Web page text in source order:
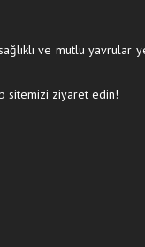
ve mutlu yavrular
sitemizi ziyaret edin!